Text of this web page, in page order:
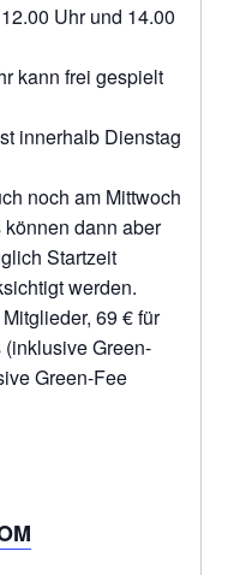
Uhr und 14.00
kann frei gespielt
innerhalb Dienstag
noch am Mittwoch
dann aber
Startzeit
werden.
69 € für
Green-
Green-Fee